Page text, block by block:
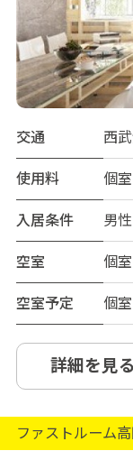
交通
西
使用料
個
入居条件
男
空室
個
空室予定
個
詳細を見る
ファストルーム